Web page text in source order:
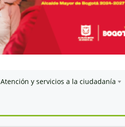
Atención y servicios a la ciudadanía